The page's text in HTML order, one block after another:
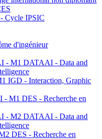
Cycle IPSIC
d'ingénieur
- M1 DATAAI - Data and
IGD - Interaction, Graphic
- M1 DES - Recherche en
- M2 DATAAI - Data and
DES - Recherche en